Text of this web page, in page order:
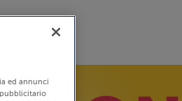
ed annunci